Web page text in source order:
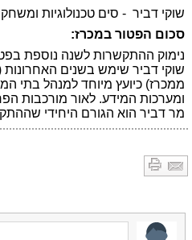
שוקי דביר - סים טכנולוגיות
סכום הפטור במכרז:
שוקי דביר שימש בשנים
ממכרז) כיועץ מיוחד למנהל בתי
ומערכות המידע. לאור מורכבות
מר דביר הוא הגורם היחידי